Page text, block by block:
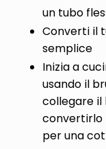
un tubo
Converti il
semplice
Inizia a
usando il
collegare
convertirlo
per una